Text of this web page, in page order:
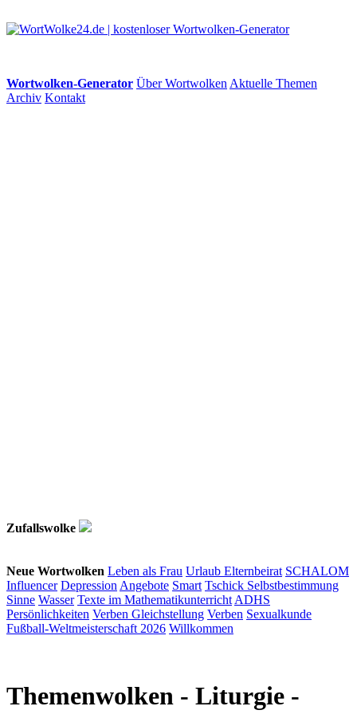
Wortwolken-Generator Über Wortwolken Aktuelle Themen
Archiv Kontakt
Zufallswolke
Neue Wortwolken Leben als Frau Urlaub Elternbeirat SCHALOM
Influencer Depression Angebote Smart Tschick Selbstbestimmung
Sinne Wasser Texte im Mathematikunterricht ADHS
Persönlichkeiten Verben Gleichstellung Verben Sexualkunde
Fußball-Weltmeisterschaft 2026 Willkommen
Themenwolken - Liturgie -